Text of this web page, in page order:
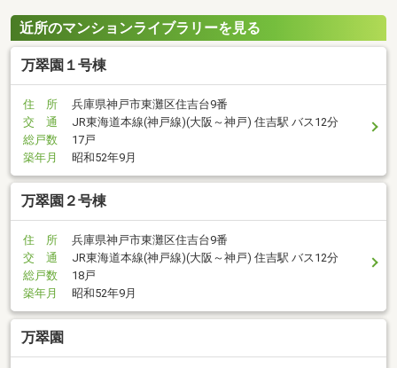
近所のマンションライブラリーを見る
万翠園１号棟
住 所
兵庫県神戸市東灘区住吉台9番
交 通
JR東海道本線(神戸線)(大阪～神戸) 住吉駅 バス12分
総戸数
17戸
築年月
昭和52年9月
万翠園２号棟
住 所
兵庫県神戸市東灘区住吉台9番
交 通
JR東海道本線(神戸線)(大阪～神戸) 住吉駅 バス12分
総戸数
18戸
築年月
昭和52年9月
万翠園